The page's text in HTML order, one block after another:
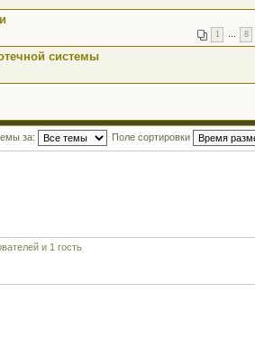
1 … 8
системы
за: Поле сортировки
и 1 гость